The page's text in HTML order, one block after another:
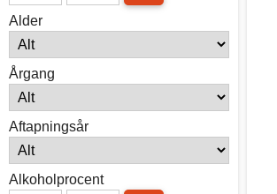
Alder
Årgang
Aftapningsår
Alkoholprocent